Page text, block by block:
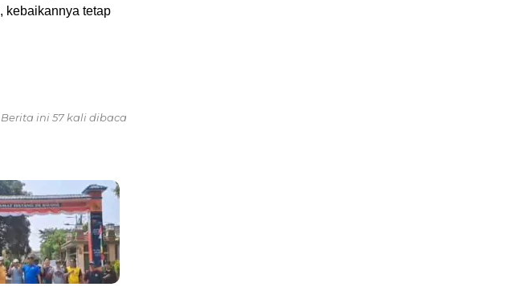
kebaikannya tetap
Berita ini 57 kali dibaca